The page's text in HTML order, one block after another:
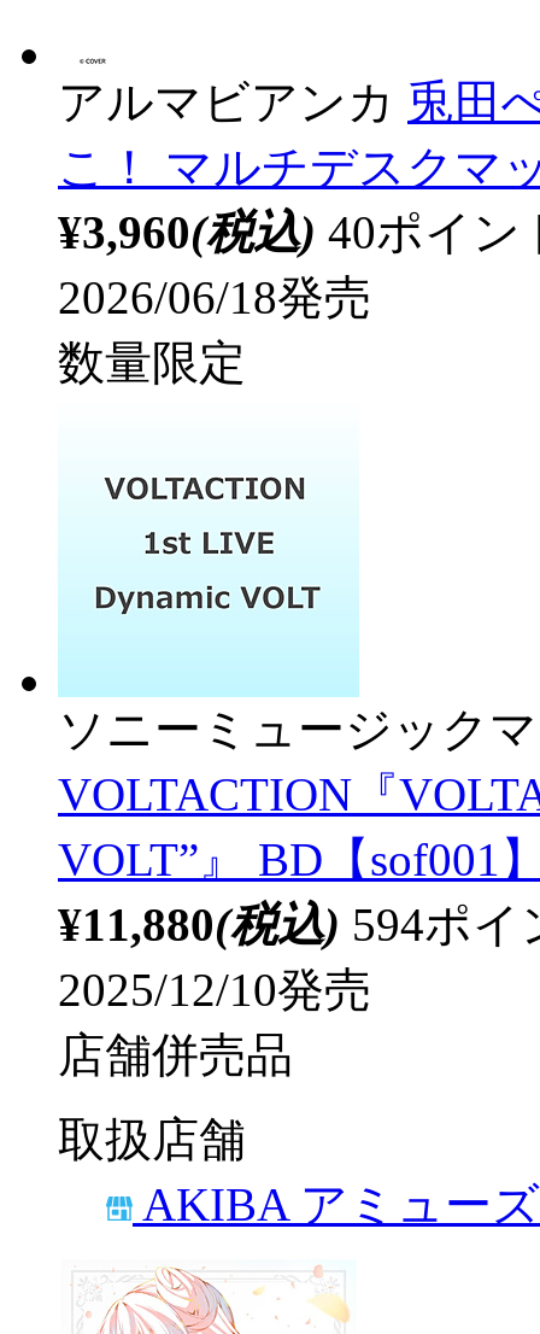
アルマビアンカ 兎田
こ！ マルチデスクマ
¥3,960(税込) 40ポイ
2026/06/18発売
数量限定
ソニーミュージック
VOLTACTION『
VOLT”』 BD【sof001
¥11,880(税込) 594ポ
2025/12/10発売
店舗併売品
取扱店舗
AKIBA アミュー